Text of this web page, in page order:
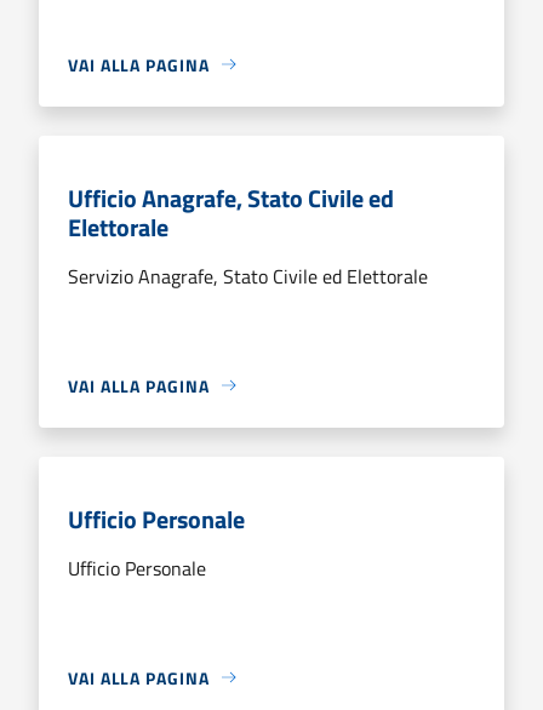
VAI ALLA PAGINA
Ufficio Anagrafe, Stato Civile ed
Elettorale
Servizio Anagrafe, Stato Civile ed Elettorale
VAI ALLA PAGINA
Ufficio Personale
Ufficio Personale
VAI ALLA PAGINA